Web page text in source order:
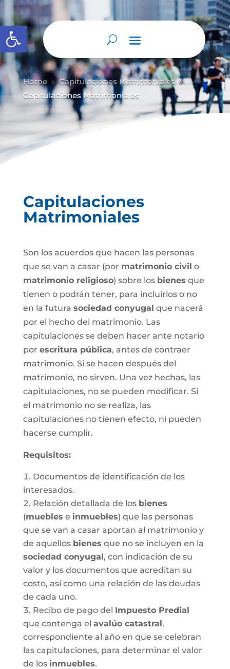
Abrir barra de herramientas
Home 9 Capitulaciones Matrimoniales 9
Capitulaciones Matrimoniales
Capitulaciones
Matrimoniales
Son los acuerdos que hacen las personas
que se van a casar (por matrimonio civil o
matrimonio religioso) sobre los bienes que
tienen o podrán tener, para incluirlos o no
en la futura sociedad conyugal que nacerá
por el hecho del matrimonio. Las
capitulaciones se deben hacer ante notario
por escritura pública, antes de contraer
matrimonio. Si se hacen después del
matrimonio, no sirven. Una vez hechas, las
capitulaciones, no se pueden modificar. Si
el matrimonio no se realiza, las
capitulaciones no tienen efecto, ni pueden
hacerse cumplir.
Requisitos:
Documentos de identificación de los
interesados.
Relación detallada de los bienes
(muebles e inmuebles) que las personas
que se van a casar aportan al matrimonio y
de aquellos bienes que no se incluyen en la
sociedad conyugal, con indicación de su
valor y los documentos que acreditan su
costo, así como una relación de las deudas
de cada uno.
Recibo de pago del Impuesto Predial
que contenga el avalúo catastral,
correspondiente al año en que se celebran
las capitulaciones, para determinar el valor
de los inmuebles.